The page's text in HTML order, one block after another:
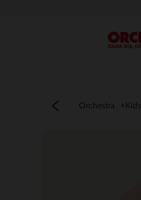
Menú
Orchestra Kids